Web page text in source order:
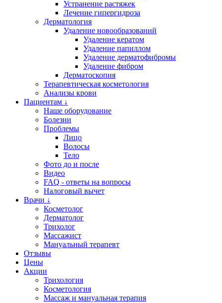
Устранение растяжек
Лечение гипергидроза
Дерматология
Удаление новообразований
Удаление кератом
Удаление папиллом
Удаление дерматофибромы
Удаление фибром
Дерматоскопия
Терапевтическая косметология
Анализы крови
Пациентам ↓
Наше оборудование
Болезни
Проблемы
Лицо
Волосы
Тело
Фото до и после
Видео
FAQ - ответы на вопросы
Налоговый вычет
Врачи ↓
Косметолог
Дерматолог
Трихолог
Массажист
Мануальный терапевт
Отзывы
Цены
Акции
Трихология
Косметология
Массаж и мануальная терапия